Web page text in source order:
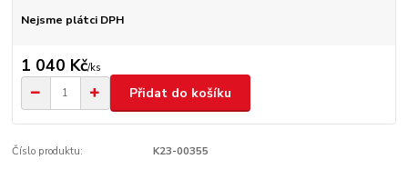
Nejsme plátci DPH
1 040 Kč/ks
Přidat do košíku
Číslo produktu: K23-00355